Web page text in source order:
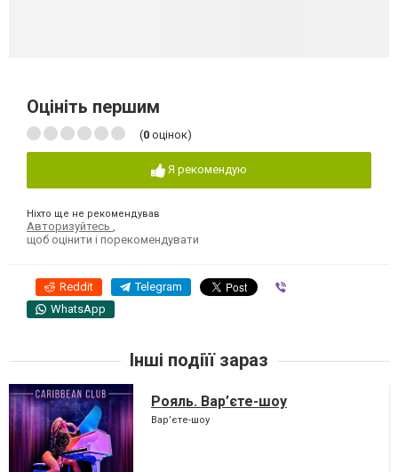
Оцініть першим
(0 оцінок)
Я рекомендую
Ніхто ще не рекомендував
Авторизуйтесь
щоб оцінити і порекомендувати
Reddit Telegram
WhatsApp
Інші подіїї зараз
Рояль. Вар’єте-шоу
Вар’єте-шоу